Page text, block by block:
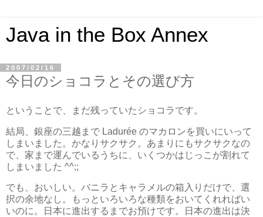
Java in the Box Annex
2007/02/16
今日のショコラとその選び方
ということで、まだ残っていたショコラです。
結局、銀座の三越まで Ladurée のマカロンを買いにいって
しまいました。かなりサクサク。あまりにもサクサクなの
で、家まで運んでいるうちに、いくつかはじっこが割れて
しまいました ^^;;
でも、おいしい。バニラとキャラメルの箱入りだけで、選
択の余地なし。もっといろいろな種類をおいてくれればい
いのに。日本に進出するまでお預けです。日本の進出は決